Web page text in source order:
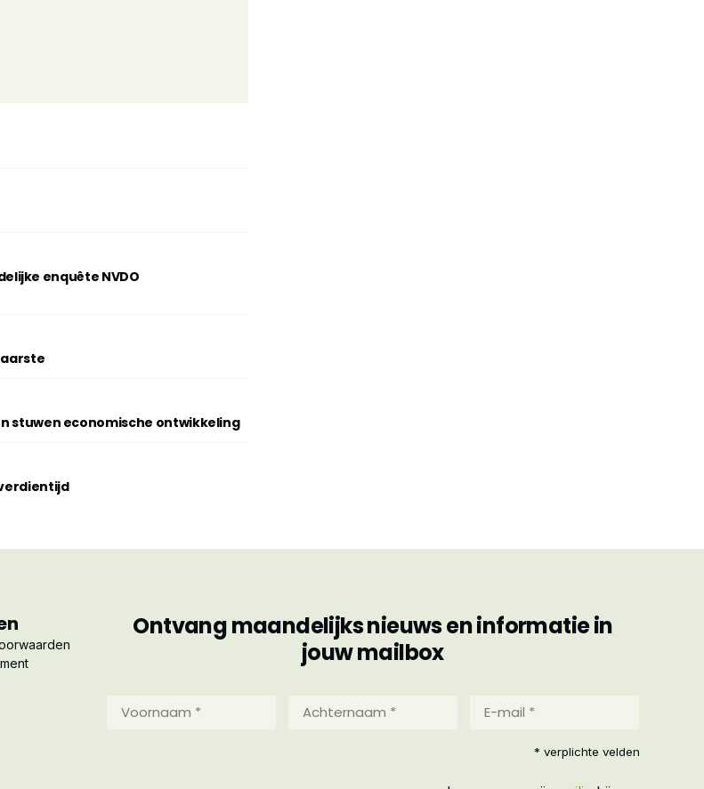
enquête NVDO
stuwen economische ontwikkeling
Ontvang maandelijks nieuws en informatie in
jouw mailbox
Achternaam
mail
* verplichte velden